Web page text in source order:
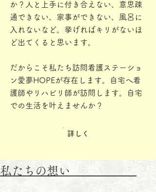
​詳しく
か？人と上手に付き合えない、意思疎
通できない、家事ができない、風呂に
入れないなど。挙げればキリがないほ
ど出てくると思います。
だからこそ私たち訪問看護ステーショ
ン愛夢HOPEが存在します。自宅へ看
護師やリハビリ師が訪問します。​自宅
での生活を叶えませんか？
​私たちの想い